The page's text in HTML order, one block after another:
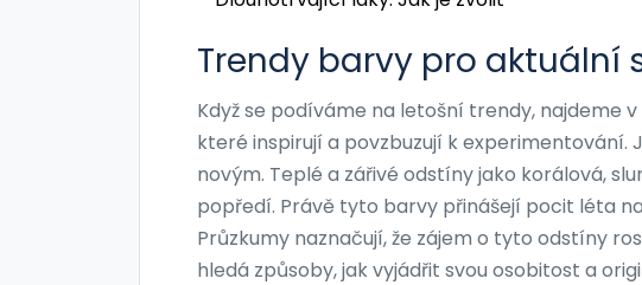
Trendy barvy pro aktuální
Když se podíváme na letošní trendy, najdeme
které inspirují a povzbuzují k experimentování.
novým. Teplé a zářivé odstíny jako korálová,
popředí. Právě tyto barvy přinášejí pocit léta
Průzkumy naznačují, že zájem o tyto odstíny
hledá způsoby, jak vyjádřit svou osobitost a